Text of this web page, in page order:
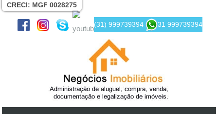
CRECI: MGF 0028275
(31) 999739394 31 999739394